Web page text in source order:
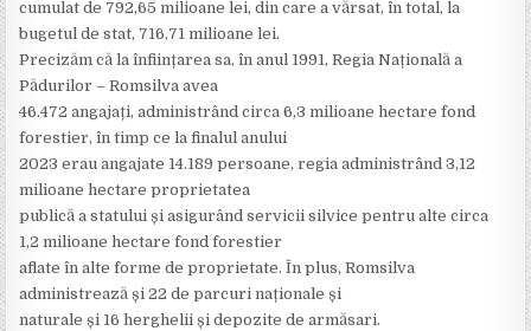
cumulat de 792,65 milioane lei, din care a vărsat, în total, la
bugetul de stat, 716,71 milioane lei.
Precizăm că la înființarea sa, în anul 1991, Regia Națională a
Pădurilor – Romsilva avea
46.472 angajați, administrând circa 6,3 milioane hectare fond
forestier, în timp ce la finalul anului
2023 erau angajate 14.189 persoane, regia administrând 3,12
milioane hectare proprietatea
publică a statului și asigurând servicii silvice pentru alte circa
1,2 milioane hectare fond forestier
aflate în alte forme de proprietate. În plus, Romsilva
administrează și 22 de parcuri naționale și
naturale și 16 herghelii și depozite de armăsari.